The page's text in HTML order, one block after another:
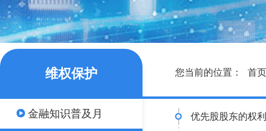
维权保护
金融知识普及月
您当前的位置： 首页
优先股股东的权